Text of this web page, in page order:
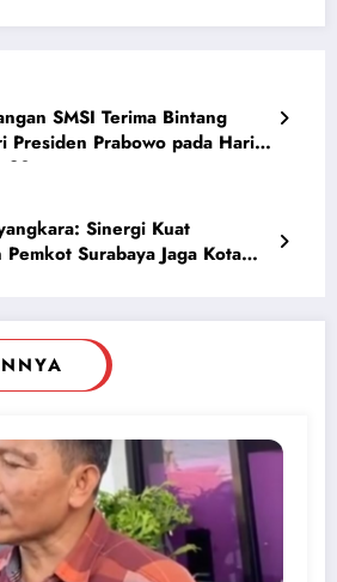
SMSI Terima Bintang
Presiden Prabowo pada Hari
80
Sinergi Kuat
Surabaya Jaga Kota